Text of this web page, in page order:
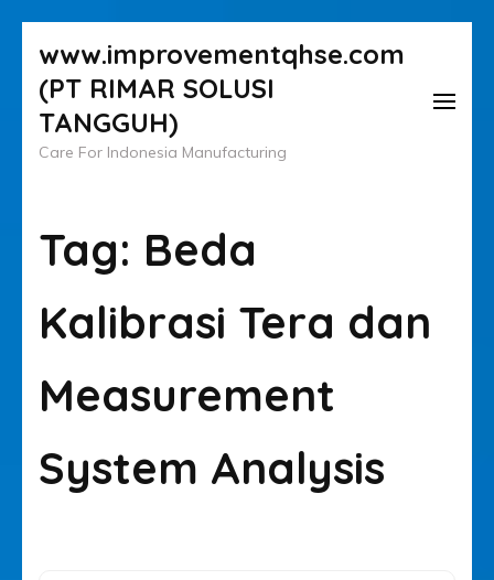
ke
konten
(Tekan
Enter)
www.improvementqhse.com
(PT RIMAR SOLUSI
TANGGUH)
Care For Indonesia Manufacturing
Tag: Beda
Kalibrasi Tera dan
Measurement
System Analysis